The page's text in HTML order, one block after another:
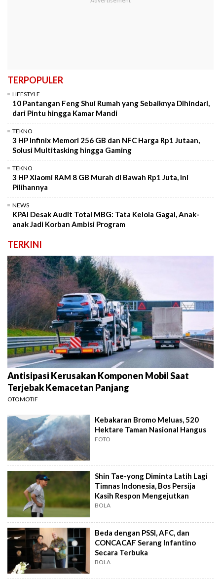
TERPOPULER
LIFESTYLE
10 Pantangan Feng Shui Rumah yang Sebaiknya Dihindari,
dari Pintu hingga Kamar Mandi
TEKNO
3 HP Infinix Memori 256 GB dan NFC Harga Rp1 Jutaan,
Solusi Multitasking hingga Gaming
TEKNO
3 HP Xiaomi RAM 8 GB Murah di Bawah Rp1 Juta, Ini
Pilihannya
NEWS
KPAI Desak Audit Total MBG: Tata Kelola Gagal, Anak-
anak Jadi Korban Ambisi Program
TERKINI
Antisipasi Kerusakan Komponen Mobil Saat
Terjebak Kemacetan Panjang
OTOMOTIF
Kebakaran Bromo Meluas, 520
Hektare Taman Nasional Hangus
FOTO
Shin Tae-yong Diminta Latih Lagi
Timnas Indonesia, Bos Persija
Kasih Respon Mengejutkan
BOLA
Beda dengan PSSI, AFC, dan
CONCACAF Serang Infantino
Secara Terbuka
BOLA